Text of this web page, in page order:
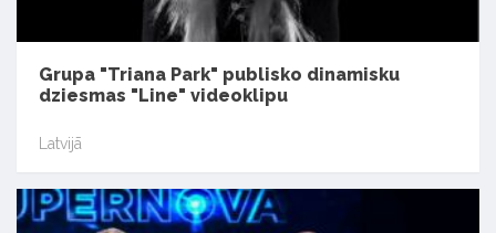
Grupa "Triana Park" publisko dinamisku
dziesmas "Line" videoklipu
Latvijā